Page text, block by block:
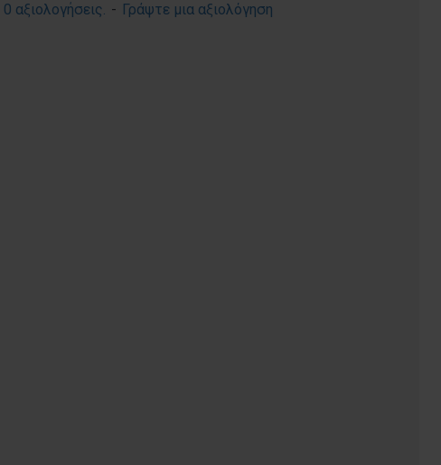
αξιολογήσεις. - Γράψτε μια αξιολόγηση